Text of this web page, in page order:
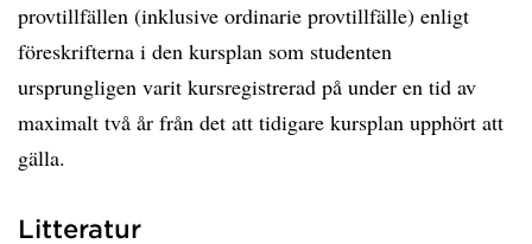
provtillfällen (inklusive ordinarie provtillfälle) enligt
föreskrifterna i den kursplan som studenten
ursprungligen varit kursregistrerad på under en tid av
maximalt två år från det att tidigare kursplan upphört att
gälla.
Litteratur